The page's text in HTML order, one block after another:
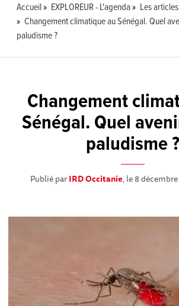
Accueil EXPLOREUR - L'agenda
Les articles
Changement climatique au Sénégal. Quel
paludisme ?
Changement
Sénégal. Quel
paludisme ?
Publié parIRD Occitanie, le 8